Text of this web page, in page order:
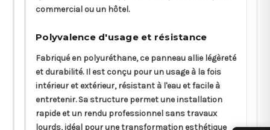
commercial ou un hôtel.
Polyvalence d'usage et résistance
Fabriqué en polyuréthane, ce panneau allie légèreté
et durabilité. Il est conçu pour un usage à la fois
intérieur et extérieur, résistant à l'eau et facile à
entretenir. Sa structure permet une installation
rapide et un rendu professionnel sans travaux
lourds, idéal pour une transformation esthétique